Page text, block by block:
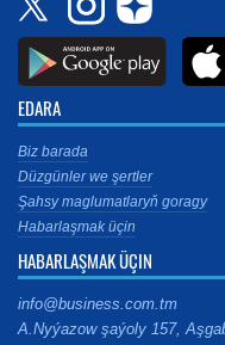
EDARA
Biz barada
Düzgünler we şertler
Şahsy maglumatlaryň goragy
Habarlaşmak üçin
HABARLAŞMAK ÜÇIN
info@business.com.tm
A.Nyýazow şaýoly 157,